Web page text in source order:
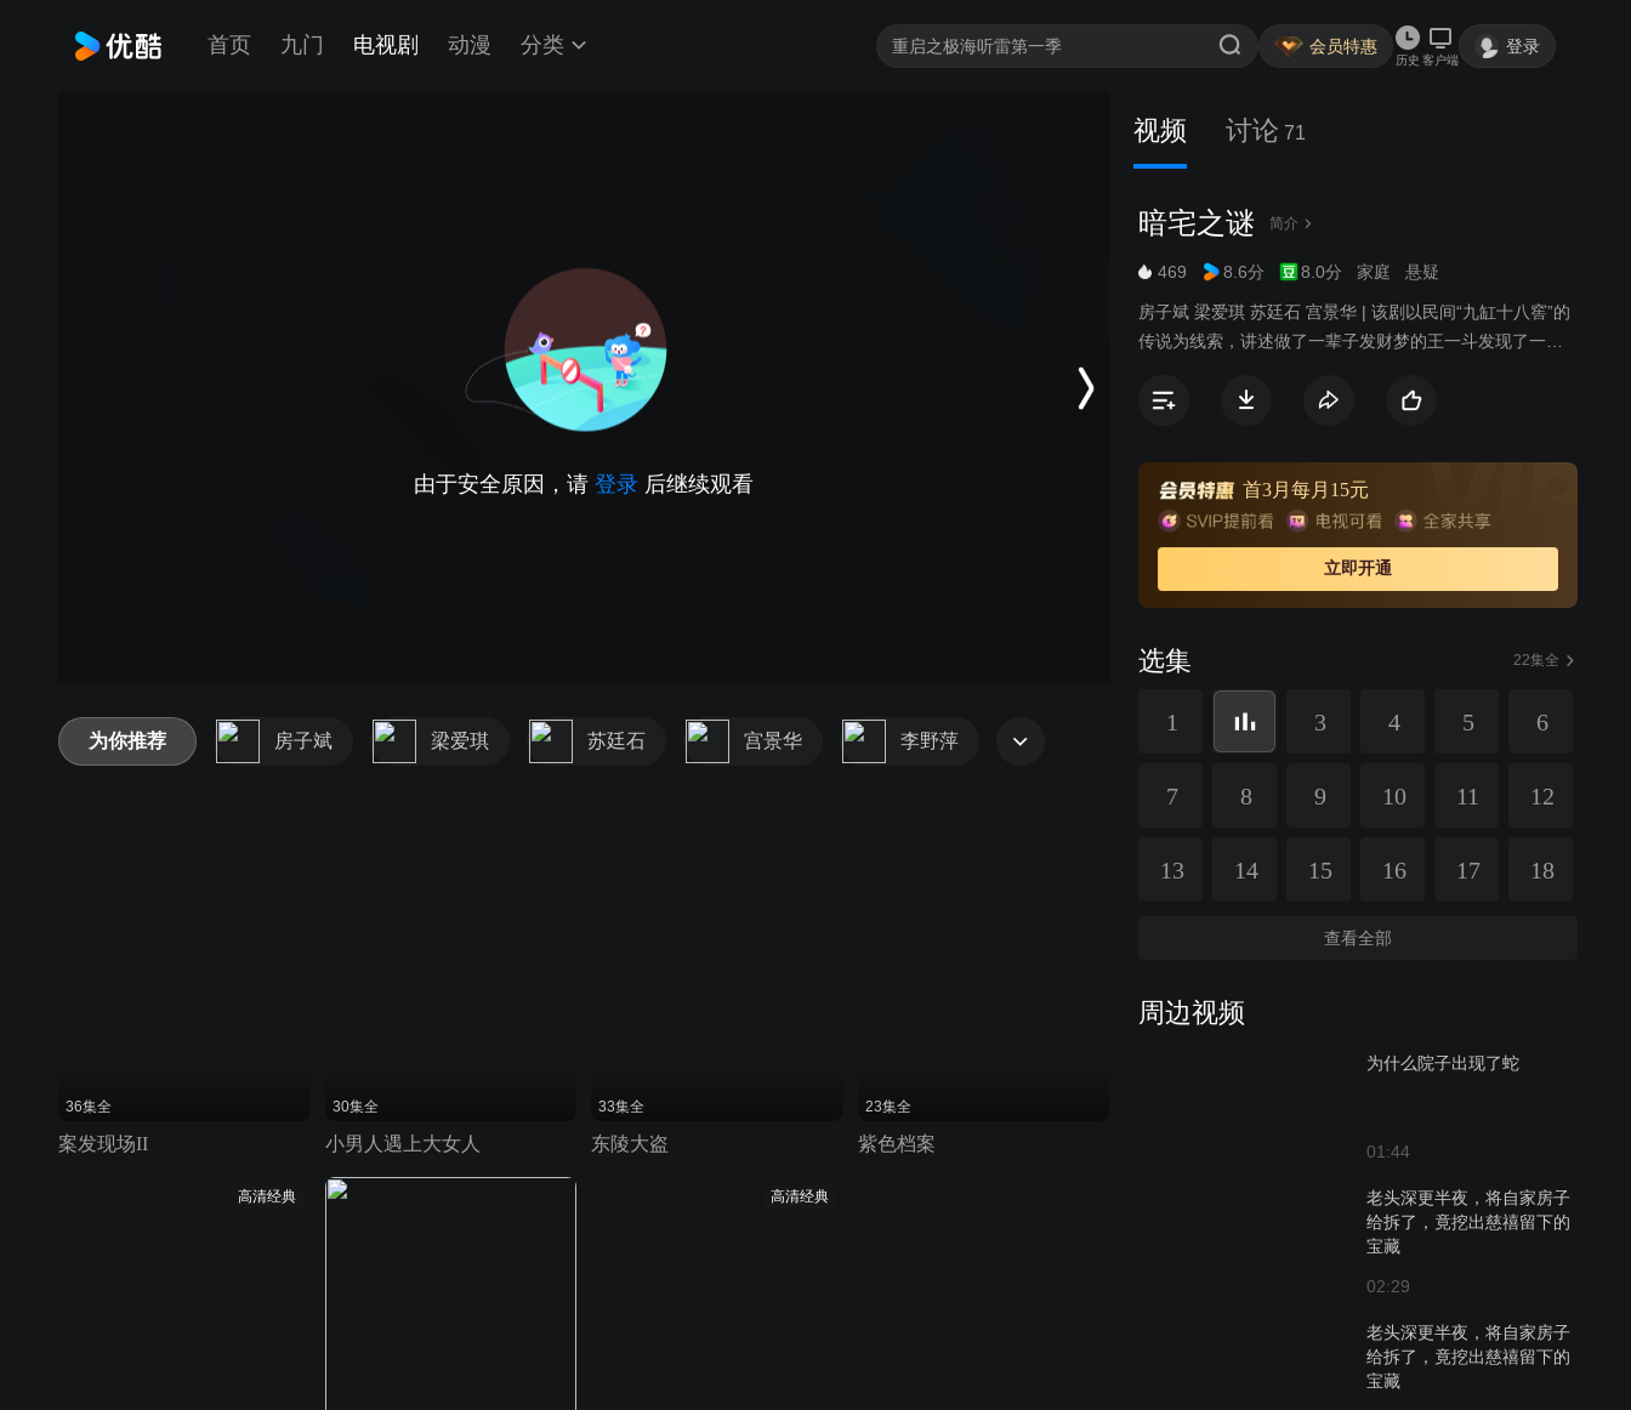
首页 九门 电视剧 动漫 分类 会员特惠
历史 客户端
登录
由于安全原因，请 登录 后继续观看
视频 讨论 71
暗宅之谜 简介
469 8.6分 8.0分 家庭 悬疑
房子斌 梁爱琪 苏廷石 宫景华 | 该剧以民间“九缸十八窖”的
传说为线索，讲述做了一辈子发财梦的王一斗发现了一口
动的故事。
首3月每月15元
立即开通
选集 22集全
1 3 4 5 6
7 8 9 10 11 12
13 14 15 16 17 18
查看全部
周边视频
为什么院子出现了蛇
01:44
老头深更半夜，将自家房子
给拆了，竟挖出慈禧留下的
宝藏
02:29
老头深更半夜，将自家房子
给拆了，竟挖出慈禧留下的
宝藏
为你推荐 房子斌 梁爱琪 苏廷石 宫景华 李野萍
36集全
案发现场II
30集全
小男人遇上大女人
33集全
东陵大盗
23集全
紫色档案
高清经典 高清经典